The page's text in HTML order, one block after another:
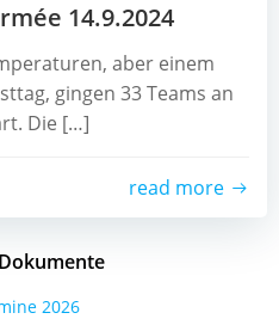
14.9.2024
aber einem
gingen 33 Teams an
Die […]
read more
2026